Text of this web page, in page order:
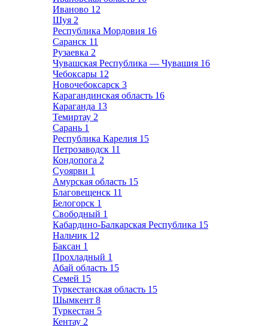
Иваново 12
Шуя 2
Республика Мордовия 16
Саранск 11
Рузаевка 2
Чувашская Республика — Чувашия 16
Чебоксары 12
Новочебоксарск 3
Карагандинская область 16
Караганда 13
Темиртау 2
Сарань 1
Республика Карелия 15
Петрозаводск 11
Кондопога 2
Суоярви 1
Амурская область 15
Благовещенск 11
Белогорск 1
Свободный 1
Кабардино-Балкарская Республика 15
Нальчик 12
Баксан 1
Прохладный 1
Абай область 15
Семей 15
Туркестанская область 15
Шымкент 8
Туркестан 5
Кентау 2